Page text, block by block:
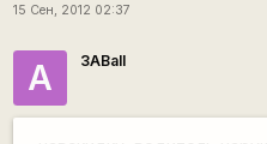
15 Сен, 2012 02:37
A 3ABall